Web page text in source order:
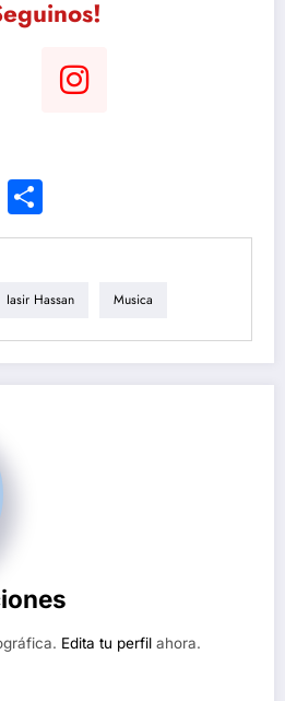
Telegram
Iasir Hassan Musica
Edita tu perfil ahora.